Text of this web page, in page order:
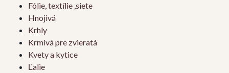
Fólie, textílie ,siete
Hnojivá
Krhly
Krmivá pre zvieratá
Kvety a kytice
Ľalie